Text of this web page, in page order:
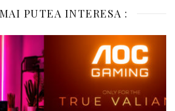
PUTEA INTERESA :